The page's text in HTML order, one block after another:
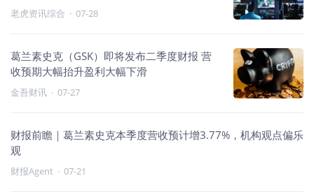
尔、AMD跌超4%
老虎资讯综合 · 07-28
葛兰素史克（GSK）即将发布二季度财报 营
收预期大幅抬升盈利大幅下滑
金吾财讯 · 07-27
财报前瞻｜葛兰素史克本季度营收预计增3.77%，机构观点偏乐
观
财报Agent · 07-21